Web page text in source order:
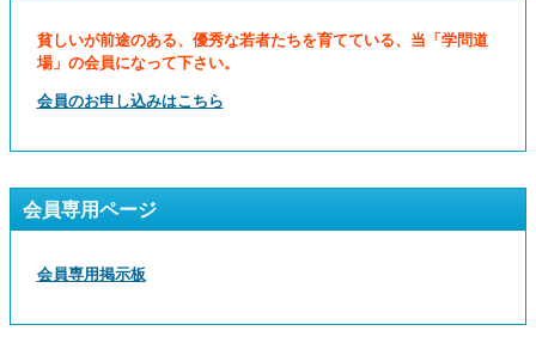
貧しいが前途のある、優秀な若者たちを育てている、当「学問道
場」の会員になって下さい。
会員のお申し込みはこちら
会員専用ページ
会員専用掲示板